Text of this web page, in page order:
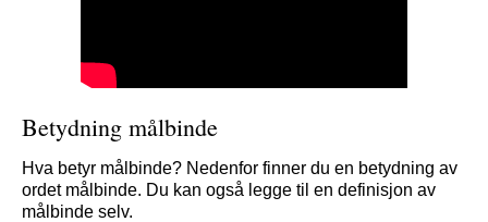
Betydning målbinde
Hva betyr målbinde? Nedenfor finner du en betydning av
ordet målbinde. Du kan også legge til en definisjon av
målbinde selv.